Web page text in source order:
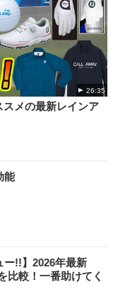
26:35
メの最新レインア
能
ー!!】2026年最新
比較！一番助けてく